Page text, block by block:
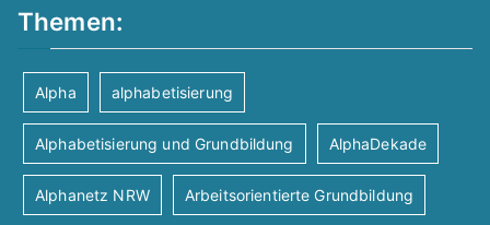
Themen:
Alpha alphabetisierung
Alphabetisierung und Grundbildung AlphaDekade
Alphanetz NRW Arbeitsorientierte Grundbildung